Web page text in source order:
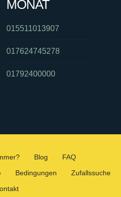
MONAT
015511013907
017624745278
01792400000
Blog
FAQ
Bedingungen
Zufallssuche